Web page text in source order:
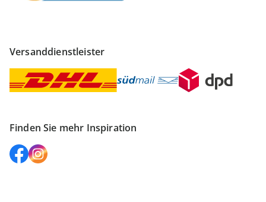
Versanddienstleister
Finden Sie mehr Inspiration